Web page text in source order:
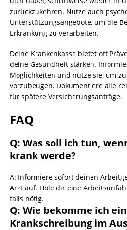
zurückzukehren. Nutze auch
Unterstützungsangebote, um die
Erkrankung zu verarbeiten.
Deine Krankenkasse bietet oft
deine Gesundheit stärken.
Möglichkeiten und nutze sie, um
vorzubeugen. Dokumentiere alle
für spätere Versicherungsanträge.
FAQ
Q: Was soll ich tun,
krank werde?
A: Informiere sofort deinen
Arzt auf. Hole dir eine
falls nötig.
Q: Wie bekomme ich
Krankschreibung im